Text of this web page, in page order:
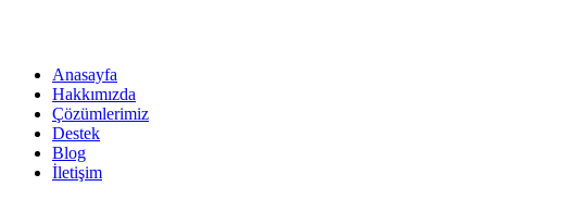
Anasayfa
Hakkımızda
Çözümlerimiz
Destek
Blog
İletişim